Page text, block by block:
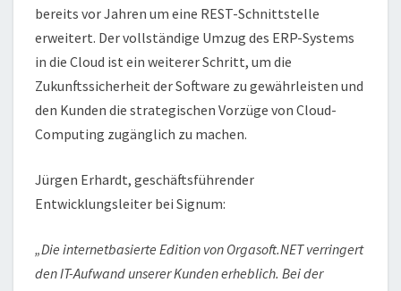
bereits vor Jahren um eine REST-Schnittstelle
erweitert. Der vollständige Umzug des ERP-Systems
in die Cloud ist ein weiterer Schritt, um die
Zukunftssicherheit der Software zu gewährleisten und
den Kunden die strategischen Vorzüge von Cloud-
Computing zugänglich zu machen.
Jürgen Erhardt, geschäftsführender
Entwicklungsleiter bei Signum:
„Die internetbasierte Edition von Orgasoft.NET verringert
den IT-Aufwand unserer Kunden erheblich. Bei der